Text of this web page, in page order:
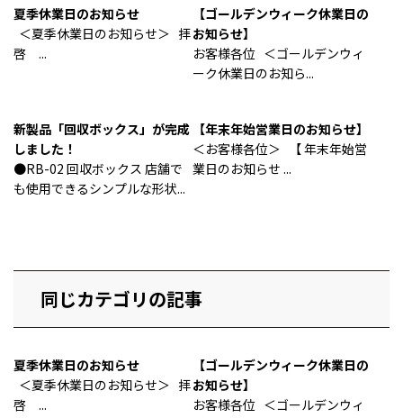
夏季休業日のお知らせ
＜夏季休業日のお知らせ＞ 拝
啓 ...
【ゴールデンウィーク休業日の
お知らせ】
お客様各位 ＜ゴールデンウィ
ーク休業日のお知ら...
新製品「回収ボックス」が完成
しました！
●RB-02 回収ボックス 店舗で
も使用できるシンプルな形状...
【年末年始営業日のお知らせ】
＜お客様各位＞ 【 年末年始営
業日のお知らせ ...
同じカテゴリの記事
夏季休業日のお知らせ
＜夏季休業日のお知らせ＞ 拝
啓 ...
【ゴールデンウィーク休業日の
お知らせ】
お客様各位 ＜ゴールデンウィ